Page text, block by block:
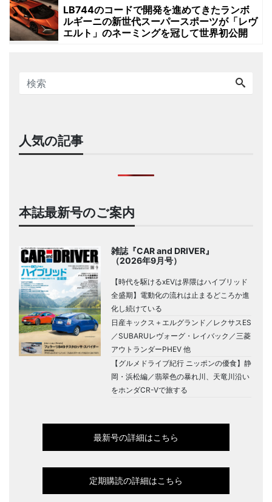
LB744のコードで開発を進めてきたランボ
ルギーニの新世代スーパースポーツが「レヴ
エルト」のネーミングを冠して世界初公開
人気の記事
本誌最新号のご案内
雑誌『CAR and DRIVER』
（2026年9月号）
【時代を駆けるxEVは界隈はハイブリッド
全盛期】電動化の流れは止まるどころか進
化し続けている
日産キックス＋エルグランド／レクサスES
／SUBARUレヴォーグ・レイバック／三菱
アウトランダーPHEV 他
【グルメドライブ紀行 ニッポンの優食】静
岡・浜松編／翡翠色の暴れ川、天竜川沿い
をホンダCR-Vで旅する
最新号の詳細はこちら
定期購読の詳細はこちら